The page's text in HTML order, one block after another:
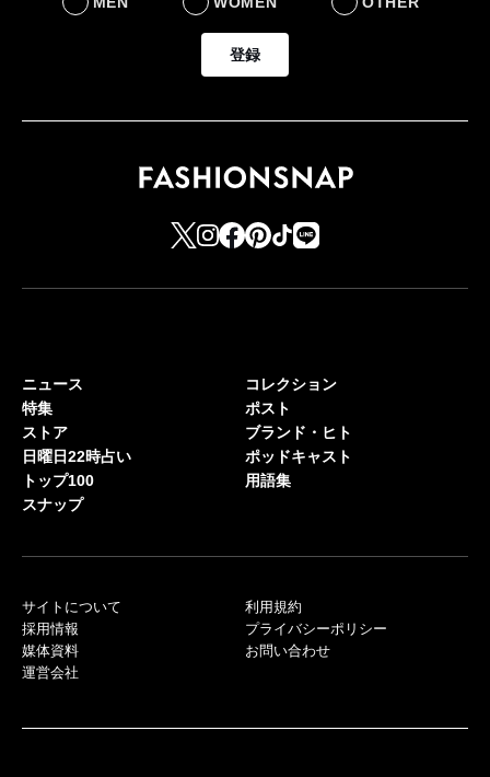
登録
ニュース
特集
ストア
日曜日22時占い
トップ100
スナップ
コレクション
ポスト
ブランド・ヒト
ポッドキャスト
用語集
サイトについて
採用情報
媒体資料
運営会社
利用規約
プライバシーポリシー
お問い合わせ